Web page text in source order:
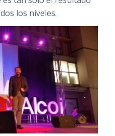
los niveles.